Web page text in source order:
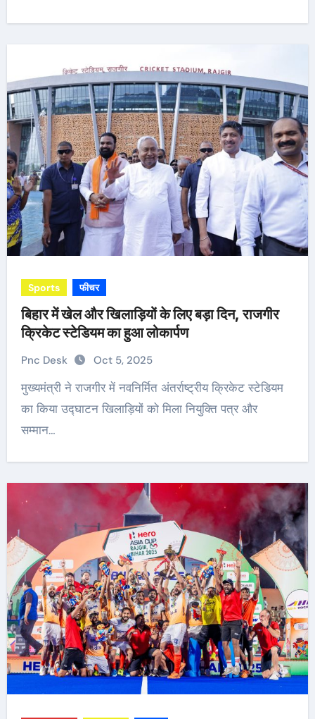
Sports फीचर
बिहार में खेल और खिलाड़ियों के लिए बड़ा दिन, राजगीर
क्रिकेट स्टेडियम का हुआ लोकार्पण
Pnc Desk Oct 5, 2025
मुख्यमंत्री ने राजगीर में नवनिर्मित अंतर्राष्ट्रीय क्रिकेट स्टेडियम
का किया उद्घाटन खिलाड़ियों को मिला नियुक्ति पत्र और
सम्मान…